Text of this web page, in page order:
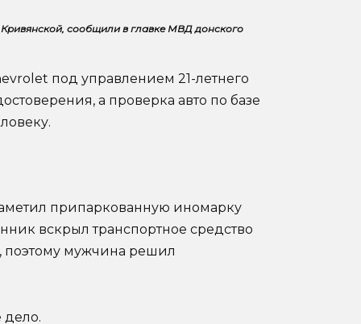
сообщили в главке МВД донского
под управлением 21-летнего
а проверка авто по базе
припаркованную иномарку
вскрыл транспортное средство
поэтому мужчина решил
дело.